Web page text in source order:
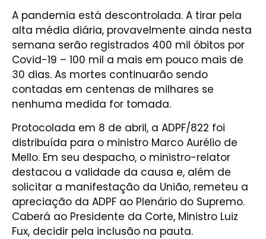
A pandemia está descontrolada. A tirar pela
alta média diária, provavelmente ainda nesta
semana serão registrados 400 mil óbitos por
Covid-19 – 100 mil a mais em pouco mais de
30 dias. As mortes continuarão sendo
contadas em centenas de milhares se
nenhuma medida for tomada.
Protocolada em 8 de abril, a ADPF/822 foi
distribuída para o ministro Marco Aurélio de
Mello. Em seu despacho, o ministro-relator
destacou a validade da causa e, além de
solicitar a manifestação da União, remeteu a
apreciação da ADPF ao Plenário do Supremo.
Caberá ao Presidente da Corte, Ministro Luiz
Fux, decidir pela inclusão na pauta.